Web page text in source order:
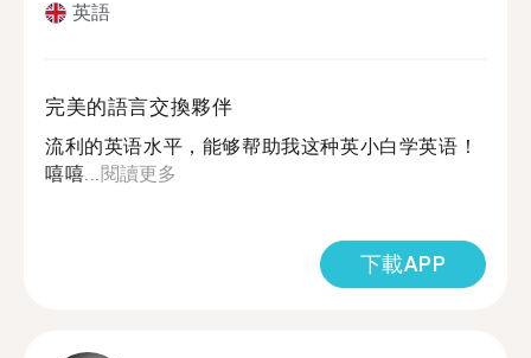
英語
完美的語言交換夥伴
流利的英语水平，能够帮助我这种英小白学英语！
嘻嘻...閱讀更多
下載APP